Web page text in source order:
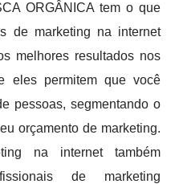
ORGÂNICA tem o que
de marketing na internet
melhores resultados nos
eles permitem que você
pessoas, segmentando o
orçamento de marketing.
na internet também
de marketing